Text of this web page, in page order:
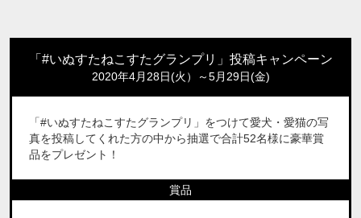
「#いぬすたねこすたグランプリ」投稿キャンペーン
2020年4月28日(火）～5月29日(金)
「#いぬすたねこすたグランプリ」をつけて愛犬・愛猫の写
真を投稿してくれた方の中から抽選で合計52名様に豪華賞
品をプレゼント！
賞品